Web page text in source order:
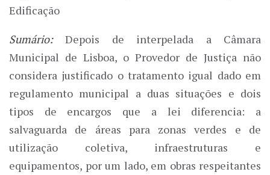
Edificação
Sumário:Depois de interpelada a Câmara
Municipal de Lisboa, o Provedor de Justiça não
considera justificado o tratamento igual dado em
regulamento municipal a duas situações e dois
tipos de encargos que a lei diferencia: a
salvaguarda de áreas para zonas verdes e de
utilização coletiva, infraestruturas e
equipamentos, por um lado, em obras respeitantes